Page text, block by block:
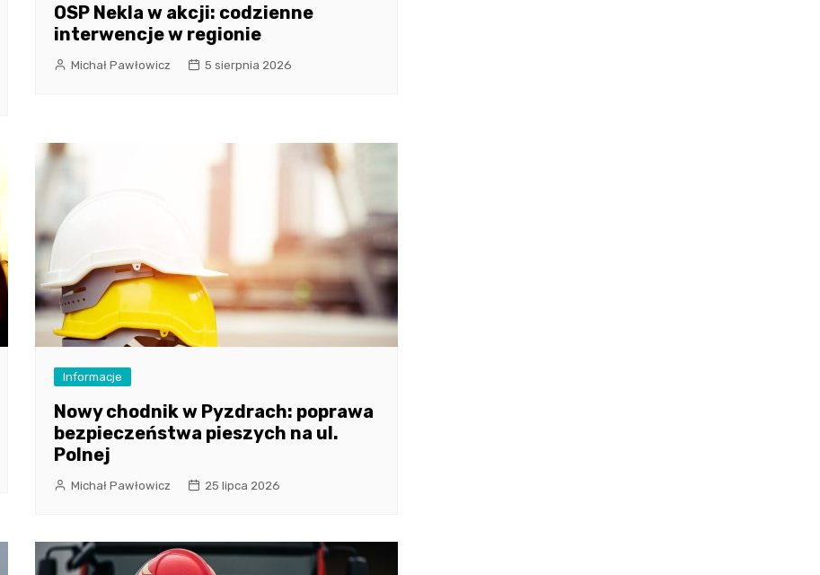
OSP Nekla w akcji: codzienne
interwencje w regionie
Michał Pawłowicz 5 sierpnia 2026
Informacje
Nowy chodnik w Pyzdrach: poprawa
bezpieczeństwa pieszych na ul.
Polnej
Michał Pawłowicz 25 lipca 2026